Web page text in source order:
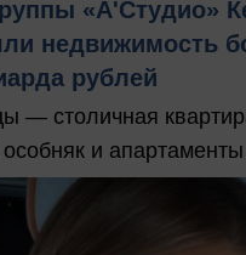
«А'Студио»
недвижимость
рублей
— столичная
и